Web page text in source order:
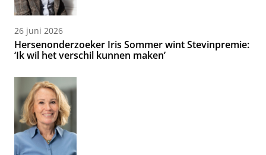
26 juni 2026
Hersenonderzoeker Iris Sommer wint Stevinpremie:
‘Ik wil het verschil kunnen maken’